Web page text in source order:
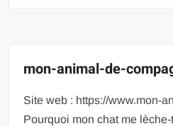
mon-animal-de-
Site web : https://www.mon-
Pourquoi mon chat me